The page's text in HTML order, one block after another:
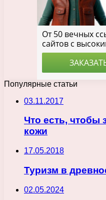
Популярные статьи
03.11.2017
Что есть, чтобы
кожи
17.05.2018
Туризм в
02.05.2024